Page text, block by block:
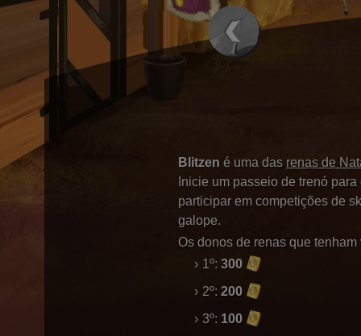
Blitzen é uma das renas de
Inicie um passeio de trenó
participar em competições de
galope.
Os donos de renas que
1º: 300
2º: 200
3º: 100